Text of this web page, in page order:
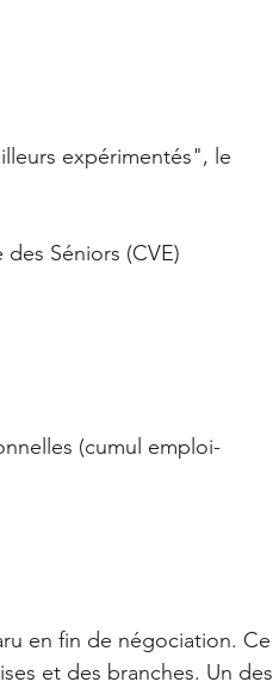
expérimentés", le
Séniors (CVE)
(cumul emploi-
en fin de négociation. Ce
et des branches. Un des